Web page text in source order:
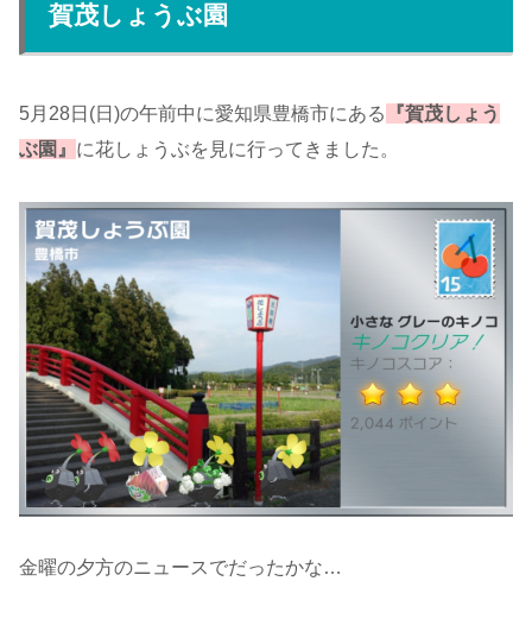
賀茂しょうぶ園
5月28日(日)の午前中に愛知県豊橋市にある
『賀茂しょう
ぶ園』 に花しょうぶを見に行ってきました。
金曜の夕方のニュースでだったかな…